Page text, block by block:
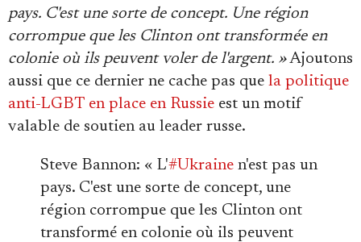
pays. C'est une sorte de concept. Une région
corrompue que les Clinton ont transformée en
colonie où ils peuvent voler de l'argent. »Ajoutons
aussi que ce dernier ne cache pas que la politique
anti-LGBT en place en Russie est un motif
valable de soutien au leader russe.
Steve Bannon: « L'#Ukraine n'est pas un
pays. C'est une sorte de concept, une
région corrompue que les Clinton ont
transformé en colonie où ils peuvent